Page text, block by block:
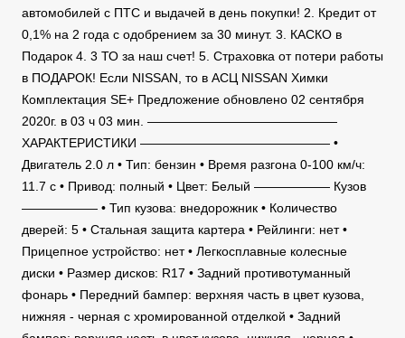
автомобилей с ПТС и выдачей в день покупки! 2. Кредит от
0,1% на 2 года с одобрением за 30 минут. 3. КАСКО в
Подарок 4. 3 ТО за наш счет! 5. Страховка от потери работы
в ПОДАРОК! Если NISSAN, то в АСЦ NISSAN Химки
Комплектация SE+ Предложение обновлено 02 сентября
2020г. в 03 ч 03 мин. ———————————————
ХАРАКТЕРИСТИКИ ——————————————— •
Двигатель 2.0 л • Тип: бензин • Время разгона 0-100 км/ч:
11.7 c • Привод: полный • Цвет: Белый —————— Кузов
—————— • Тип кузова: внедорожник • Количество
дверей: 5 • Стальная защита картера • Рейлинги: нет •
Прицепное устройство: нет • Легкосплавные колесные
диски • Размер дисков: R17 • Задний противотуманный
фонарь • Передний бампер: верхняя часть в цвет кузова,
нижняя - черная с хромированной отделкой • Задний